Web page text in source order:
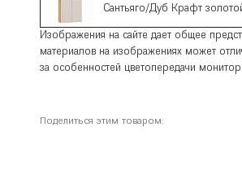
Сантьяго/Дуб Крафт
Изображения на сайте дает общее
материалов на изображениях может
за особенностей цветопередачи
Поделиться этим товаром: